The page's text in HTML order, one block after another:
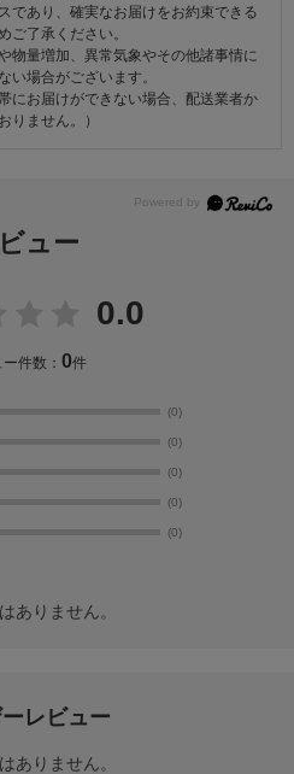
であり、確実なお届けをお約束できる
ご了承ください。
物量増加、異常気象やその他諸事情に
い場合がございます。
にお届けができない場合、配送業者か
りません。）
ュー
0.0
ー件数：0件
(0)
(0)
(0)
(0)
(0)
ありません。
レビュー
ありません。